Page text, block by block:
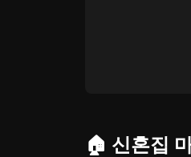
🏠 신혼집